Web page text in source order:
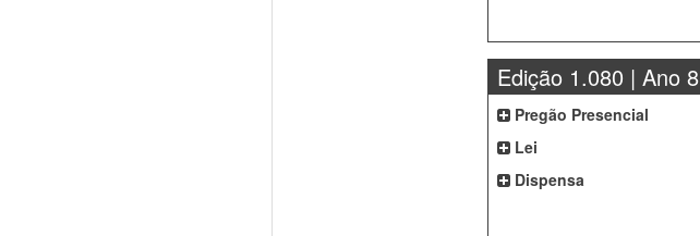
Edição 1.080 | Ano 8
Pregão Presencial
Lei
Dispensa